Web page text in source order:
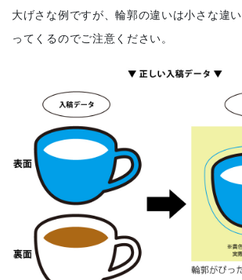
大げさな例ですが、輪郭の違いは小さな違
ってくるのでご注意ください。